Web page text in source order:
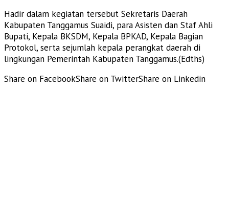
Hadir dalam kegiatan tersebut Sekretaris Daerah
Kabupaten Tanggamus Suaidi, para Asisten dan Staf Ahli
Bupati, Kepala BKSDM, Kepala BPKAD, Kepala Bagian
Protokol, serta sejumlah kepala perangkat daerah di
lingkungan Pemerintah Kabupaten Tanggamus.(Edths)
Share on FacebookShare on TwitterShare on Linkedin